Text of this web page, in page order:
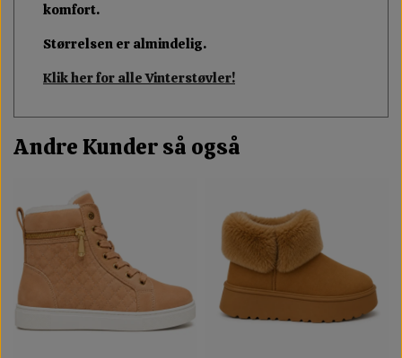
komfort.
Størrelsen er almindelig.
Klik her for alle Vinterstøvler!
Andre Kunder så også